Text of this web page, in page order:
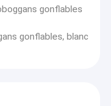
gonflables
gonflables, blanc